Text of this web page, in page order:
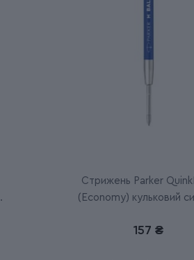
Стрижень Parker
(Economy) кульковий
157 ₴